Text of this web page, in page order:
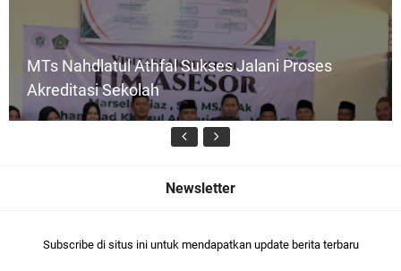
MTs Nahdlatul Athfal Sukses Jalani Proses
Akreditasi Sekolah
Syarief Abdullah Usulkan Kemendes Selesaikan
Subscribe di situs ini untuk mendapatkan update berita terbaru